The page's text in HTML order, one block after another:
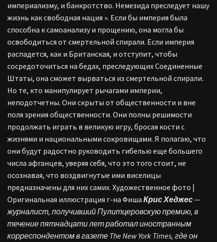
империализму, и банкротство. Немезида преследует нашу
жизнь как свободная нация ». Если бы империя была
способна к самоанализу и прощению, она могла бы
освободиться от смертельной спирали. Если империя
распадется, как и Британская, и отступит, чтобы
сосредоточиться на бедах, преследующих Соединенные
Штаты, она сможет вырваться из смертельной спирали.
Но те, кто манипулирует рычагами империи,
неподотчетны. Они скрыты от общественности и вне
поля зрения общественности. Они полны решимости
продолжать играть в великую игру, бросая кости с
жизнями и национальными сокровищами. Я полагаю, что
они будут радостно руководить гибелью еще большего
числа афганцев, уверяя себя, что это того стоит, не
осознавая, что воздвигнутые ими виселицы
предназначены для них самих. Художественное фото |
Оригинальная иллюстрация г-на Фиша Крис Хеджес—
журналист, получивший Пулитцеровскую премию, в
течение пятнадцати лет работал иностранным
корреспондентом в газете The New York Times, где он